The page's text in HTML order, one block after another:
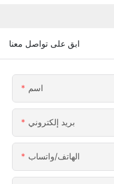
ابق على تواصل معنا
اسم
بريد إلكتروني
الهاتف/واتساب